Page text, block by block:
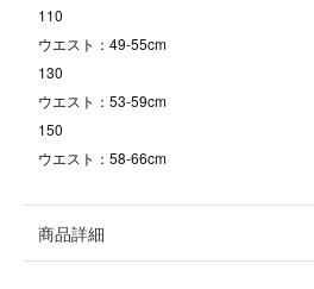
110
ウエスト：49-55cm
130
ウエスト：53-59cm
150
ウエスト：58-66cm
商品詳細